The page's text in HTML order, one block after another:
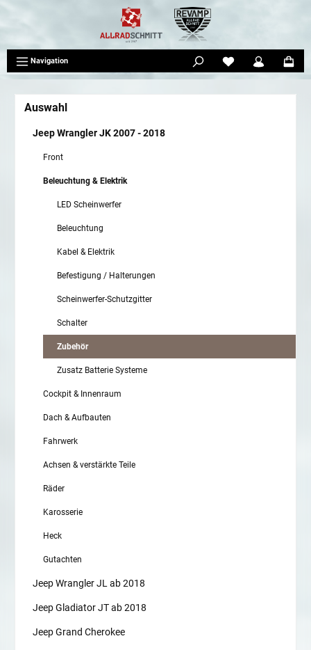
Navigation
Auswahl
Jeep Wrangler JK 2007 - 2018
Front
Beleuchtung & Elektrik
LED Scheinwerfer
Beleuchtung
Kabel & Elektrik
Befestigung / Halterungen
Scheinwerfer-Schutzgitter
Schalter
Zubehör
Zusatz Batterie Systeme
Cockpit & Innenraum
Dach & Aufbauten
Fahrwerk
Achsen & verstärkte Teile
Räder
Karosserie
Heck
Gutachten
Jeep Wrangler JL ab 2018
Jeep Gladiator JT ab 2018
Jeep Grand Cherokee